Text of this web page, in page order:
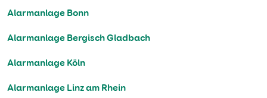
Alarmanlage Bonn
Alarmanlage Bergisch Gladbach
Alarmanlage Köln
Alarmanlage Linz am Rhein